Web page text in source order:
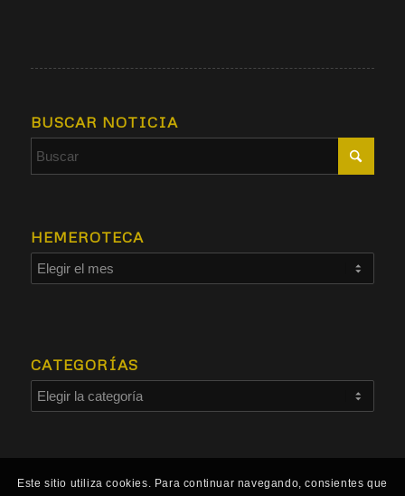
BUSCAR NOTICIA
HEMEROTECA
CATEGORÍAS
Este sitio utiliza cookies. Para continuar navegando, consientes que